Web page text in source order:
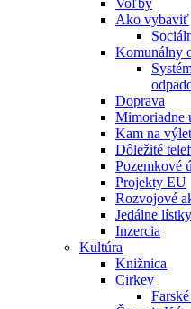
Voľby
Ako vybaviť
Komunálny
Doprava
Mimoriadne
Kam na výlet
Dôležité
Pozemkové
Projekty EU
Rozvojové
Jedálne lístky
Inzercia
Kultúra
Knižnica
Cirkev